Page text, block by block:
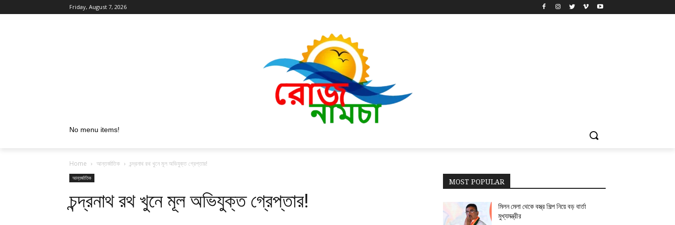
Friday, August 7, 2026
No menu items!
Home আন্তর্জাতিক চন্দ্রনাথ রথ খুনে মূল অভিযুক্ত গ্রেপ্তার!
আন্তর্জাতিক
চন্দ্রনাথ রথ খুনে মূল অভিযুক্ত গ্রেপ্তার!
MOST POPULAR
মিলন মেলা থেকে বস্ত্র শিল্প নিয়ে বড় বার্তা
মুখ্যমন্ত্রীর